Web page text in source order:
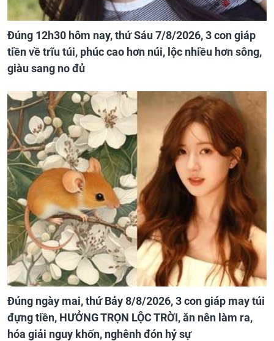
Đúng 12h30 hôm nay, thứ Sáu 7/8/2026, 3 con giáp
tiền về trĩu túi, phúc cao hơn núi, lộc nhiều hơn sông,
giàu sang no đủ
Đúng ngày mai, thứ Bảy 8/8/2026, 3 con giáp may túi
đựng tiền, HƯỞNG TRỌN LỘC TRỜI, ăn nên làm ra,
hóa giải nguy khốn, nghênh đón hỷ sự